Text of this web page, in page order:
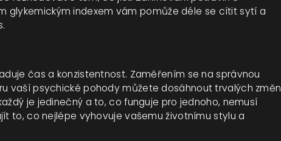
glykemickým indexem vám pomůže déle se cítit sytí a
čas a konzistentnost. Zaměřením se na správnou
vaší psychické pohody můžete dosáhnout trvalých změn
je jedinečný a to, co funguje pro jednoho, nemusí
to, co nejlépe vyhovuje vašemu životnímu stylu a